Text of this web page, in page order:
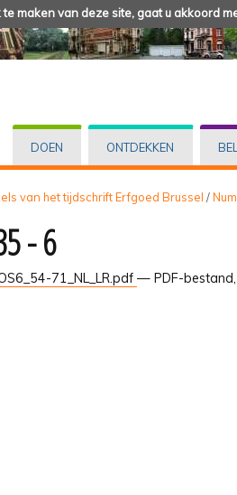
maken van deze site, gaat u akkoord
DOEN ONTDEKKEN
van het tijdschrift Erfgoed Brussel /
- 6
71_NL_LR.pdf — PDF-